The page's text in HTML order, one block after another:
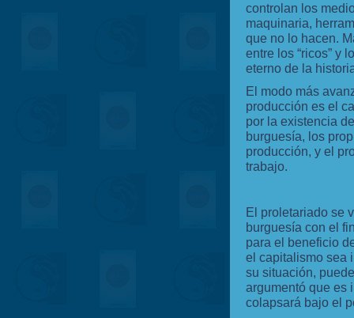
controlan los
maquinaria,
que no lo hacen.
entre los “ricos” y
eterno de la
El modo más
producción es el
por la existencia
burguesía, los
producción, y el
trabajo.
El proletariado se
burguesía con el
para el beneficio
el capitalismo sea
su situación,
argumentó que es
colapsará bajo el